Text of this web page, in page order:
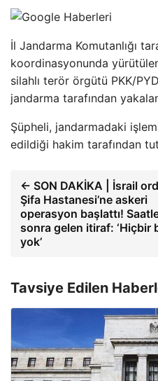
İl Jandarma Komutanlığı
koordinasyonunda
silahlı terör örgütü PKK/
jandarma tarafından
Şüpheli, jandarmadaki
edildiği hakim tarafından
← SON DAKİKA | İsrail
Şifa Hastanesi’ne askeri
operasyon başlattı!
sonra gelen itiraf: ‘Hiçbir
yok’
Tavsiye Edilen